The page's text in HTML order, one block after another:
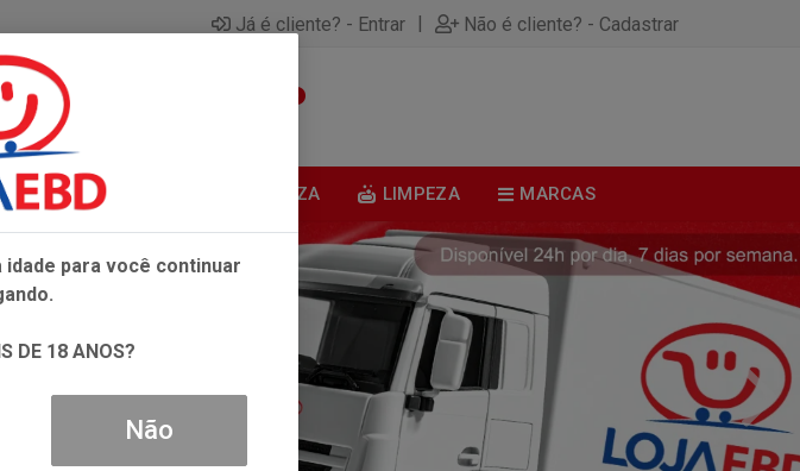
Já é cliente? - Entrar | Não é cliente? - Cadastrar
HIGIENE E BELEZA LIMPEZA MARCAS
para você continuar
DE 18 ANOS?
Não